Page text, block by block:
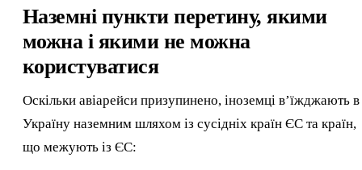
Наземні пункти перетину, якими
можна і якими не можна
користуватися
Оскільки авіарейси призупинено, іноземці в’їжджають в
Україну наземним шляхом із сусідніх країн ЄС та країн,
що межують із ЄС: